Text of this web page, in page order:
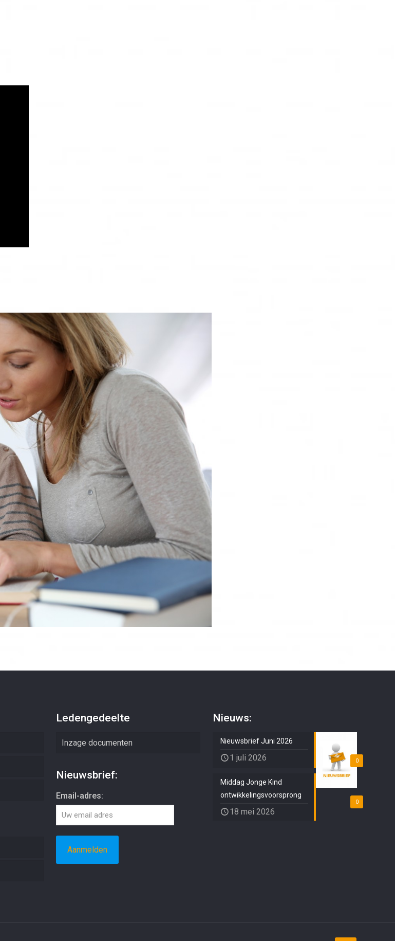
Ledengedeelte
Inzage documenten
Nieuwsbrief:
Email-adres:
Nieuws:
0
Nieuwsbrief Juni 2026
1 juli 2026
0
Middag Jonge Kind
ontwikkelingsvoorsprong
18 mei 2026